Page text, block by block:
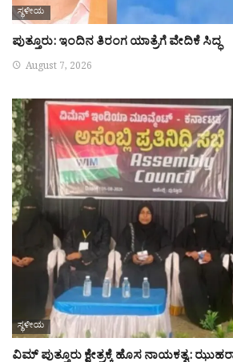
ಸ್ಥಳೀಯ
ಪುತ್ತೂರು: ಇಂದಿನ ತಿರಂಗ ಯಾತ್ರೆಗೆ ವೇದಿಕೆ ಸಿದ್ಧ
August 7, 2026
ಸ್ಥಳೀಯ
ವಿಮ್ ಪುತ್ತೂರು ಕ್ಷೇತ್ರಕ್ಕೆ ಹೊಸ ನಾಯಕತ್ವ: